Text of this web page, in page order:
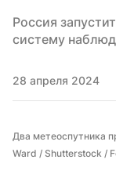
Россия
систему
28 апреля 2024
Два метеоспутника
Ward / Shutterstock /